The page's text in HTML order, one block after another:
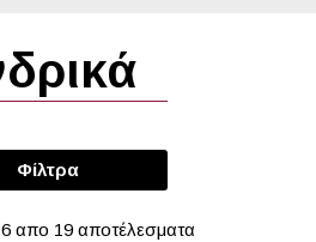
Φίλτρα
απο 19 αποτέλεσματα